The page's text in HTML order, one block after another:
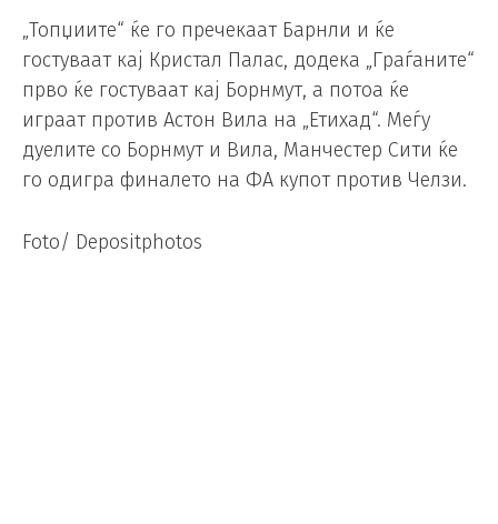
„Топџиите“ ќе го пречекаат Барнли и ќе
гостуваат кај Кристал Палас, додека „Граѓаните“
прво ќе гостуваат кај Борнмут, а потоа ќе
играат против Астон Вила на „Етихад“. Меѓу
дуелите со Борнмут и Вила, Манчестер Сити ќе
го одигра финалето на ФА купот против Челзи.
Foto/ Depositphotos